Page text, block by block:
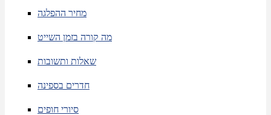
מחיר ההפלגה
מה קורה בזמן השייט
שאלות ותשובות
חדרים בספינה
סיורי חופים